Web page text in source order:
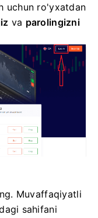
uchun ro'yxatdan
va parolingizni
Muvaffaqiyatli
sahifani